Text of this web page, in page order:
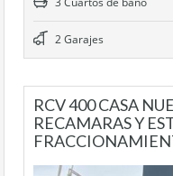
2 Garajes
RCV 400 CASA
RECAMARAS Y